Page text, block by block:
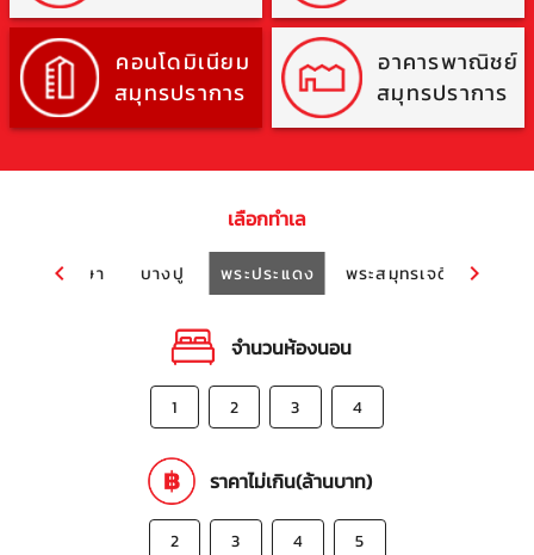
คอนโดมิเนียม
สมุทรปราการ
อาคารพาณิชย์
สมุทรปราการ
เลือกทำเล
แพรกษา บางปู พระประแดง พระสมุทรเจดีย์
จำนวนห้องนอน
1 2 3 4
ราคาไม่เกิน(ล้านบาท)
2 3 4 5